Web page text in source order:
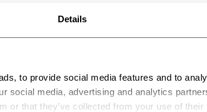
Details
to provide social media features and to
social media, advertising and analytics
or that they’ve collected from your use of